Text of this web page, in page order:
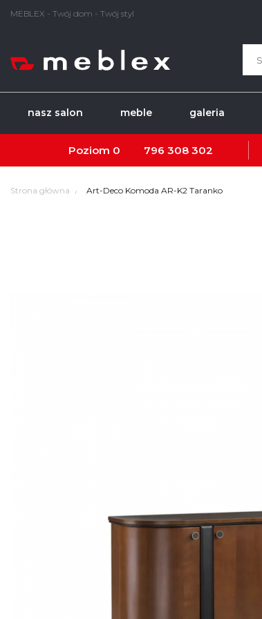
MEBLEX - Twój dom - Twój styl
nasz salon meble galeria
Poziom 0 796 308 302
Strona główna Art-Deco Komoda AR-K2 Taranko